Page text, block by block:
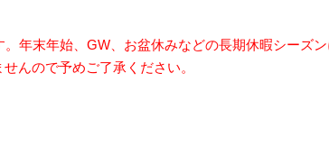
年末年始、GW、お盆休みなどの長期休暇シーズ
んので予めご了承ください。